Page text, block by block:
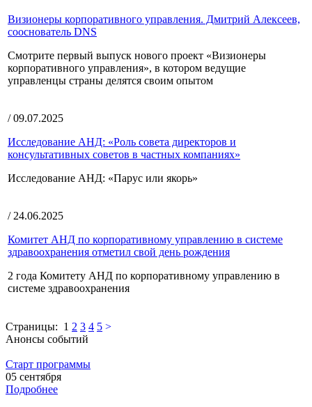
Визионеры корпоративного управления. Дмитрий Алексеев,
сооснователь DNS
Смотрите первый выпуск нового проект «Визионеры
корпоративного управления», в котором ведущие
управленцы страны делятся своим опытом
/ 09.07.2025
Исследование АНД: «Роль совета директоров и
консультативных советов в частных компаниях»
Исследование АНД: «Парус или якорь»
/ 24.06.2025
Комитет АНД по корпоративному управлению в системе
здравоохранения отметил свой день рождения
2 года Комитету АНД по корпоративному управлению в
системе здравоохранения
Страницы: 1 2 3 4 5 >
Анонсы событий
Старт программы
05 сентября
Подробнее